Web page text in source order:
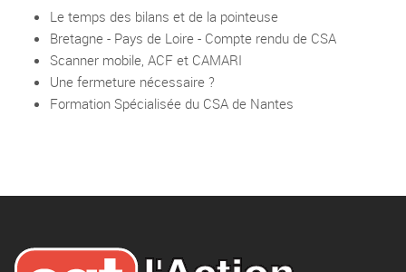
Le temps des bilans et de la pointeuse
Bretagne - Pays de Loire - Compte rendu de CSA
Scanner mobile, ACF et CAMARI
Une fermeture nécessaire ?
Formation Spécialisée du CSA de Nantes